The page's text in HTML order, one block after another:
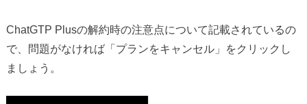
ChatGTP Plusの解約時の注意点について記載されているの
で、問題がなければ「プランをキャンセル」をクリックし
ましょう。